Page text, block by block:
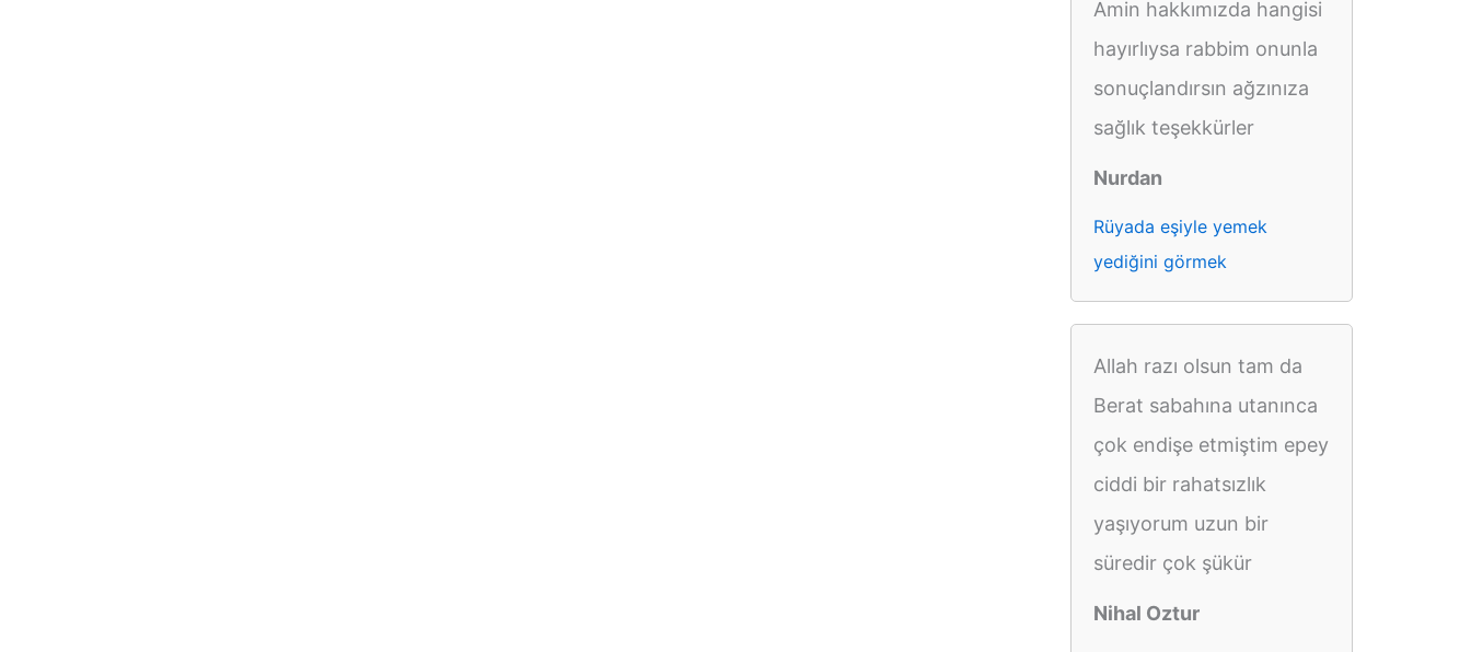
Amin hakkımızda hangisi
hayırlıysa rabbim onunla
sonuçlandırsın ağzınıza
sağlık teşekkürler
Nurdan
Rüyada eşiyle yemek
yediğini görmek
Allah razı olsun tam da
Berat sabahına utanınca
çok endişe etmiştim epey
ciddi bir rahatsızlık
yaşıyorum uzun bir
süredir çok şükür
Nihal Oztur